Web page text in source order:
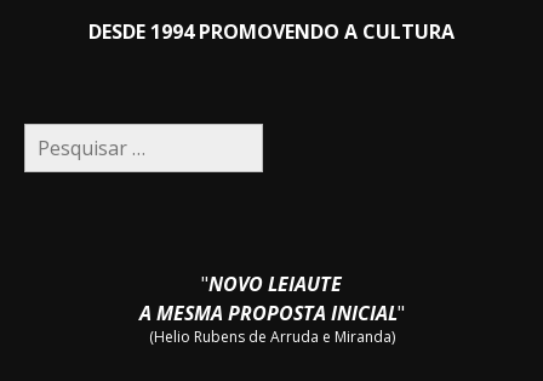
DESDE 1994 PROMOVENDO A CULTURA
Pesquisar
por:
"NOVO LEIAUTE
A MESMA PROPOSTA INICIAL"
(Helio Rubens de Arruda e Miranda)